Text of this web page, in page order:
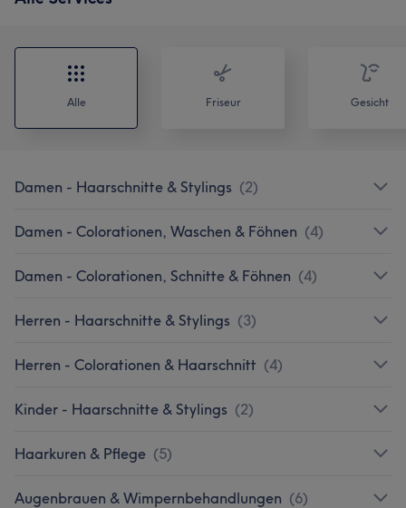
Alle Friseur Gesicht
Damen - Haarschnitte & Stylings (2)
Damen - Colorationen, Waschen & Föhnen (4)
Damen - Colorationen, Schnitte & Föhnen (4)
Herren - Haarschnitte & Stylings (3)
Herren - Colorationen & Haarschnitt (4)
Kinder - Haarschnitte & Stylings (2)
Haarkuren & Pflege (5)
Augenbrauen & Wimpernbehandlungen (6)